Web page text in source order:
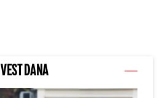
VEST DANA